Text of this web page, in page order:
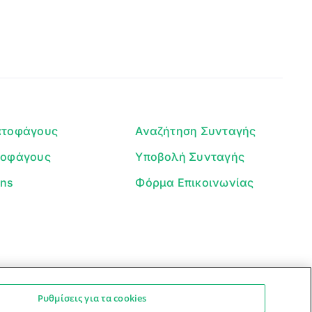
Αναζήτηση Συνταγής
Υποβολή Συνταγής
Φόρμα Επικοινωνίας
Ρυθμίσεις για τα cookies